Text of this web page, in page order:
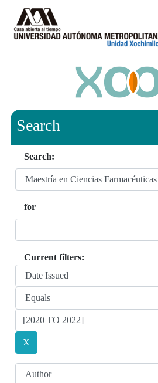
Search
Search:
for
Current filters: